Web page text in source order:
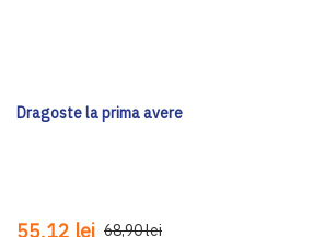
Dragoste la prima avere
55,12 lei 68,90 lei